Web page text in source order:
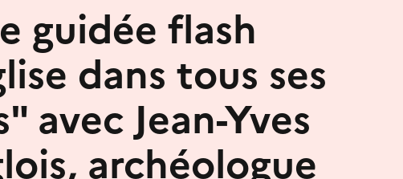
guidée flash
dans tous ses
avec Jean-Yves
archéologue